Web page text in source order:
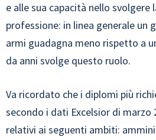
e alle sua capacità nello svolgere
professione: in linea generale un
armi guadagna meno rispetto a
da anni svolge questo ruolo.
Va ricordato che i diplomi più
secondo i dati Excelsior di marzo
relativi ai seguenti ambiti: